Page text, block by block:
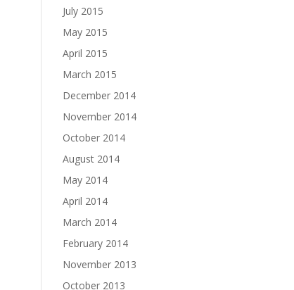
July 2015
May 2015
April 2015
March 2015
December 2014
November 2014
October 2014
August 2014
May 2014
April 2014
March 2014
February 2014
November 2013
October 2013